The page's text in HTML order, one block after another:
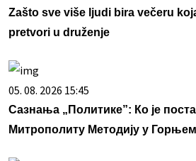
Zašto sve više ljudi bira večeru
pretvori u druženje
05. 08. 2026 15:45
Сазнања „Политике”: Ко је
Митрополиту Методију у